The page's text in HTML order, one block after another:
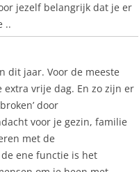
jezelf belangrijk dat je er
..
dit jaar. Voor de meeste
vrije dag. En zo zijn er
door
voor je gezin, familie
met de
ene functie is het